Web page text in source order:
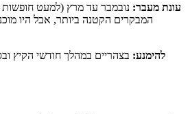
עונת מעבר: נובמבר עד מרץ (למעט
המבקרים הקטנה ביותר, אבל היו
להימנע: בצהריים במהלך חודשי הקיץ